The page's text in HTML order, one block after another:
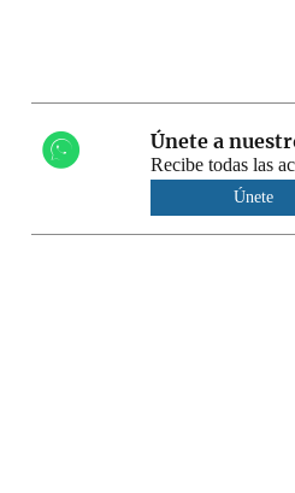
Únete a
Recibe todas las
Únete